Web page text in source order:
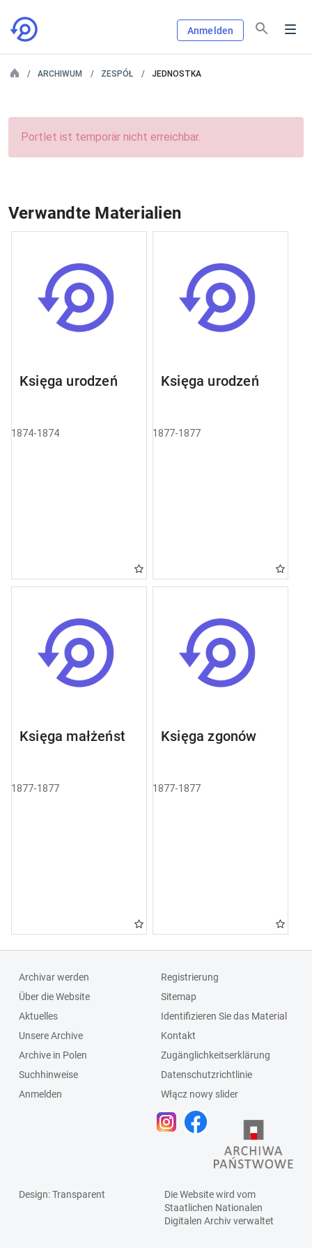
Anmelden
ARCHIWUM ZESPÓŁ JEDNOSTKA
Portlet ist temporär nicht erreichbar.
Verwandte Materialien
Księga urodzeń
1874-1874
Księga urodzeń
1877-1877
Księga małżeństw
1877-1877
Księga zgonów
1877-1877
Archivar werden
Über die Website
Aktuelles
Unsere Archive
Archive in Polen
Suchhinweise
Anmelden
Registrierung
Sitemap
Identifizieren Sie das Material
Kontakt
Zugänglichkeitserklärung
Datenschutzrichtlinie
Włącz nowy slider
Design: Transparent
Die Website wird vom
Staatlichen Nationalen
Digitalen Archivverwaltet